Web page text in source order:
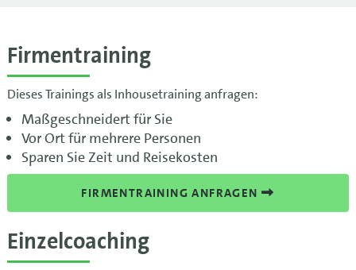
Firmentraining
Dieses Trainings als Inhousetraining anfragen:
Maßgeschneidert für Sie
Vor Ort für mehrere Personen
Sparen Sie Zeit und Reisekosten
FIRMENTRAINING ANFRAGEN
Einzelcoaching